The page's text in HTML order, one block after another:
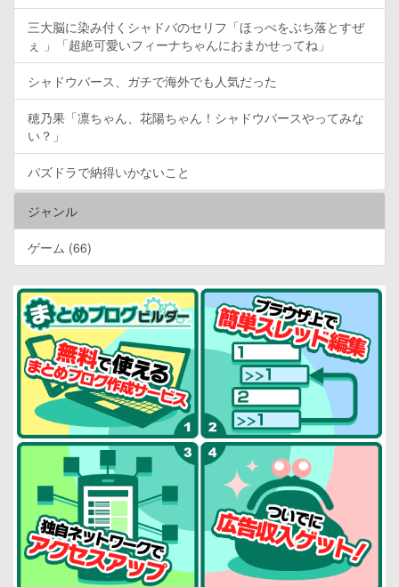
三大脳に染み付くシャドバのセリフ「ほっぺをぶち落とすぜ
ぇ 」「超絶可愛いフィーナちゃんにおまかせってね」
シャドウバース、ガチで海外でも人気だった
穂乃果「凛ちゃん、花陽ちゃん！シャドウバースやってみな
い？」
パズドラで納得いかないこと
ジャンル
ゲーム (66)